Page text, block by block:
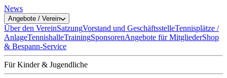
News
Angebote / Verein
Über den VereinSatzungVorstand und GeschäftsstelleTennisplätze /
AnlageTennishalleTrainingSponsorenAngebote für MitgliederShop
& Bespann-Service
Für Kinder & Jugendliche